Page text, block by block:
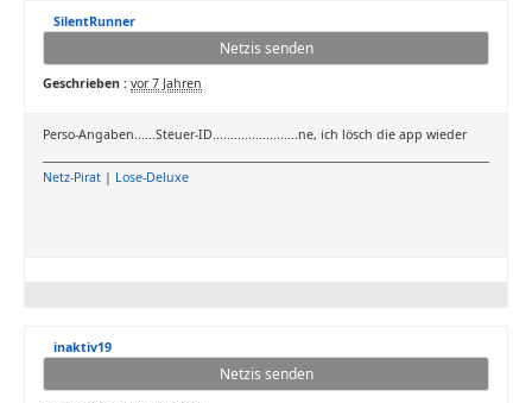
SilentRunner
Netzis senden
Geschrieben : vor 7 Jahren
Perso-Angaben......Steuer-ID........................ne, ich lösch die app wieder
Netz-Pirat | Lose-Deluxe
inaktiv19
Netzis senden